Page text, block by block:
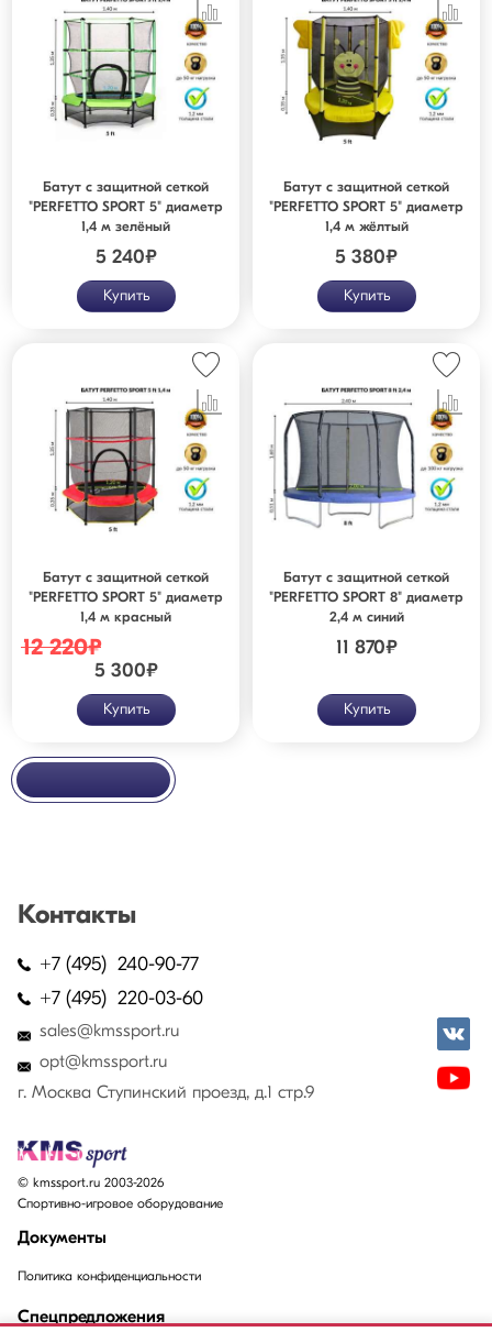
Батут с защитной cеткой
"PERFETTO SPORT 5" диаметр
1,4 м зелёный
5 240₽
Купить
Батут с защитной cеткой
"PERFETTO SPORT 5" диаметр
1,4 м жёлтый
5 380₽
Купить
Батут с защитной cеткой
"PERFETTO SPORT 5" диаметр
1,4 м красный
12 220₽
5 300₽
Купить
Батут с защитной сеткой
"PERFETTO SPORT 8" диаметр
2,4 м синий
11 870₽
Купить
Контакты
+7 (495) 240-90-77
+7 (495) 220-03-60
sales@kmssport.ru
opt@kmssport.ru
г. Москва Ступинский проезд, д.1 стр.9
© kmssport.ru 2003-2026
Спортивно-игровое оборудование
Документы
Политика конфиденциальности
Спецпредложения